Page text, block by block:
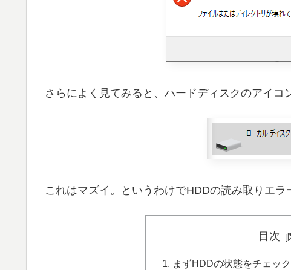
さらによく見てみると、ハードディスクのアイコ
これはマズイ。というわけでHDDの読み取りエラ
目次
まずHDDの状態をチェック